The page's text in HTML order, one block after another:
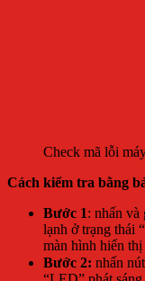
Check mã lỗi
Cách kiểm tra bằng
Bước 1: nhấn
lạnh ở trạng thái
màn hình hiển
Bước 2: nhấn